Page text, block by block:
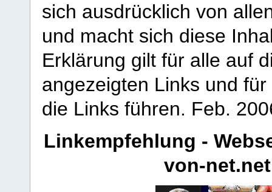
sich ausdrücklich von
und macht sich diese
Erklärung gilt für alle auf
angezeigten Links und
die Links führen. Feb.
Linkempfehlung -
von-net.net